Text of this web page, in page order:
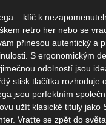
– klíč k
retro her nebo se
přinesou autentický a
S ergonomickým
odolností jsou
stisk tlačítka rozhoduje
jsou perfektním
užít klasické tituly jako
Vraťte se zpět do